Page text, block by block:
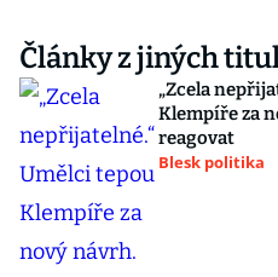
Články z jiných
„Zcela
Klempíře za
reagovat
Blesk politika